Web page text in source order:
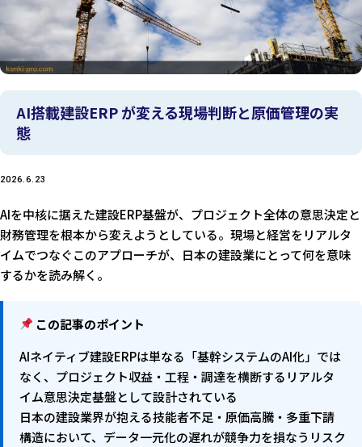
AI搭載建設ERP が変える現場判断と原価管理の実
態
2026.6.23
AIを中核に据えた建設ERP基盤が、プロジェクト全体の意思決定と
財務管理を根本から変えようとしている。現場と経営をリアルタ
イムでつなぐこのアプローチが、日本の建設業にとって何を意味
するかを読み解く。
この記事のポイント
AIネイティブ建設ERPは単なる「基幹システムのAI化」では
なく、プロジェクト収益・工程・調達を横断するリアルタ
イム意思決定基盤として設計されている
日本の建設業界が抱える技能者不足・原価高騰・多重下請
構造において、データ一元化の遅れが競争力を損なうリスク